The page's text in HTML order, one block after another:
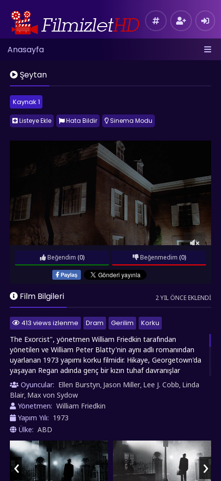
Anasayfa
Şeytan
Kaynak 1
Listeye Ekle Hata Bildir Sinema Modu
Paylaş
Beğendim (0) Beğenmedim (0)
Film Bilgileri 2 YIL ÖNCE EKLENDI
413 views izlenme Dram Gerilim
Korku
The Exorcist", yönetmen William Friedkin tarafından
yönetilen ve William Peter Blatty'nin aynı adlı romanından
uyarlanan 1973 yapımı korku filmidir. Hikaye, Georgetown'da
yaşayan Regan adında genç bir kızın tuhaf davranışlar
sergilemeye başlamasıyla başlar. Regan'ın annesi Chris, kızının
durumunu tıbbi olarak açıklayamaz ve sonunda bir rahip olan
Karras ile iletişime geçer. Karras, Regan'ın şeytani bir varlık
tarafından ele geçirildiğine inanmaktadır ve Papa'nın da
yardımıyla, Katolik Kilisesi'nin özel bir ruhaniyeti olan Father
Merrin'i çağırır. Regan'ın şeytani varlıkla yapılan savaşı,
rahiplerin ve ailenin inancını sınar ve sonuçta herkesi derinden
etkiler. Film, gerilim dolu sahneleri ve korkutucu atmosferiyle
sinema tarihinde unutulmaz bir yer edinmiştir.
Oyuncular: Ellen Burstyn, Jason Miller, Lee J. Cobb, Linda
Blair, Max von Sydow
Yönetmen: William Friedkin
Yapım Yılı: 1973
Ülke: ABD
‹ ›